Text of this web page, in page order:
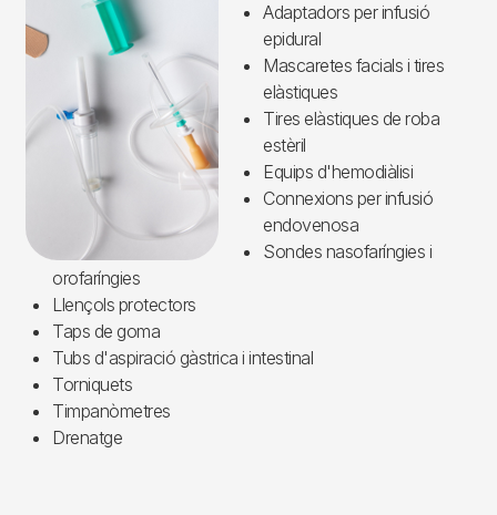
Adaptadors per infusió
epidural
Mascaretes facials i tires
elàstiques
Tires elàstiques de roba
estèril
Equips d'hemodiàlisi
Connexions per infusió
endovenosa
Sondes nasofaríngies i
orofaríngies
Llençols protectors
Taps de goma
Tubs d'aspiració gàstrica i intestinal
Torniquets
Timpanòmetres
Drenatge